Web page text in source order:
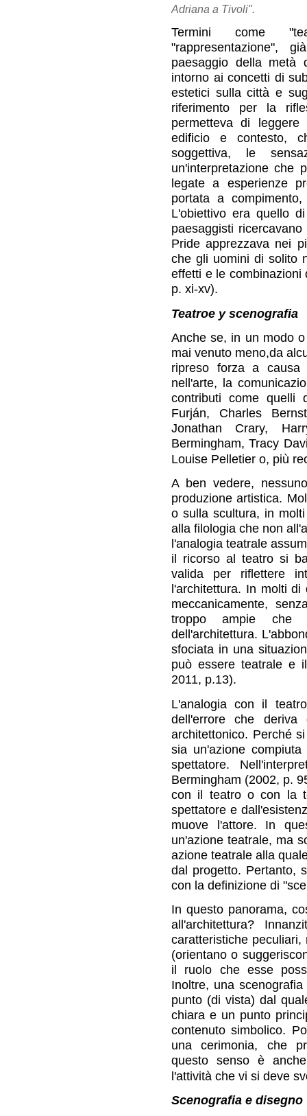
Adriana a Tivoli".
Termini come
"rappresentazione",
paesaggio della metà
intorno ai concetti di
estetici sulla città e
riferimento per la
permetteva di leggere
edificio e contesto,
soggettiva, le
un'interpretazione che
legate a esperienze
portata a
L'obiettivo era quello
paesaggisti
Pride apprezzava nei
che gli uomini di solito
effetti e le combinazioni
p. xi-xv).
Teatroe y scenografia
Anche se, in un modo
mai venuto meno,da
ripreso forza a
nell'arte, la
contributi come quelli
Furján, Charles
Jonathan Crary,
Bermingham, Tracy
Louise Pelletier o, più
A ben vedere,
produzione artistica.
o sulla scultura, in
alla filologia che non
l'analogia teatrale
il ricorso al teatro si
valida per riflettere
l'architettura. In molti
meccanicamente,
troppo ampie che
dell'architettura.
sfociata in una
può essere teatrale e
2011, p.13).
L'analogia con il
dell'errore che
architettonico. Perché
sia un'azione
spettatore.
Bermingham (2002, p.
con il teatro o con la
spettatore e
muove l'attore. In
un'azione teatrale, ma
azione teatrale alla
dal progetto. Pertanto,
con la definizione di
In questo panorama,
all'architettura?
caratteristiche
(orientano o
il ruolo che esse
Inoltre, una
punto (di vista) dal
chiara e un punto
contenuto simbolico.
una cerimonia, che
questo senso è
l'attività che vi si deve
Scenografia e disegno